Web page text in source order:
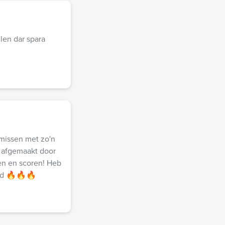
dar spara
met zo'n
door
en scoren! Heb
🔥🔥🔥